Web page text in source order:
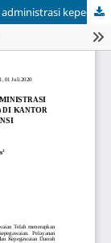
Penilaian Kinerja Pegawai berbasis pelayanan administrasi kepegawaian tanpa kertas dikantor Badan Kepegawaian Daerah Provinsi Sumatera Utara